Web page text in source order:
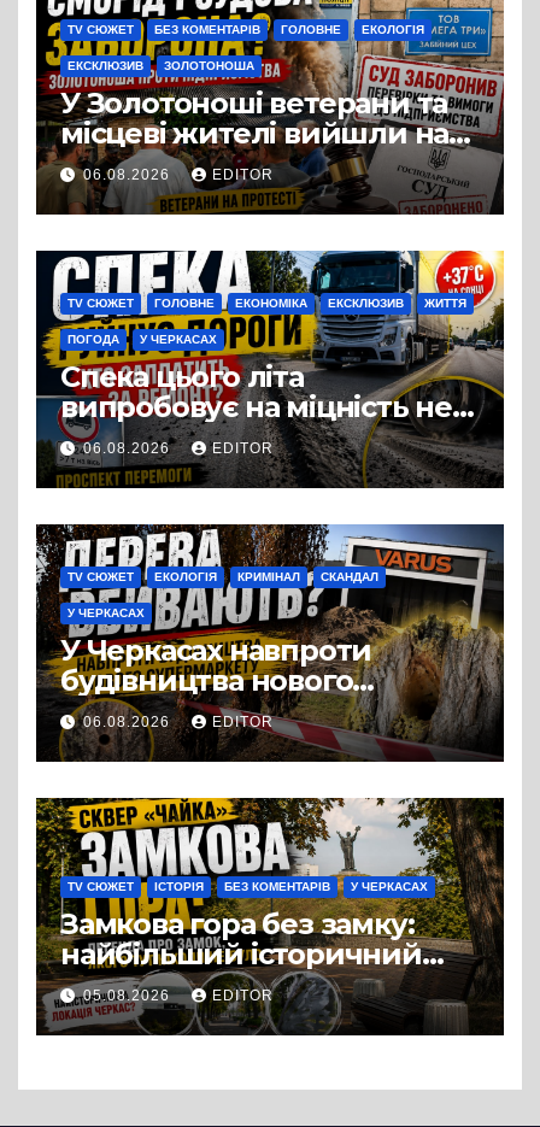
TV СЮЖЕТ БЕЗ КОМЕНТАРІВ ГОЛОВНЕ ЕКОЛОГІЯ
ЕКСКЛЮЗИВ ЗОЛОТОНОША
У Золотоноші ветерани та
місцеві жителі вийшли на
протест до стін
підприємства ТОВ «Омега
Три», що займається
виробництвом м’яса птиці
06.08.2026 EDITOR
TV СЮЖЕТ ГОЛОВНЕ ЕКОНОМІКА ЕКСКЛЮЗИВ ЖИТТЯ
ПОГОДА У ЧЕРКАСАХ
Спека цього літа
випробовує на міцність не
лише людей, а й дороги
Черкас
06.08.2026 EDITOR
TV СЮЖЕТ ЕКОЛОГІЯ КРИМІНАЛ СКАНДАЛ
У ЧЕРКАСАХ
У Черкасах навпроти
будівництва нового
супермаркету VARUS на
проспекті Перемоги всохли
дерева. І це навряд чи
можна назвати
випадковістю
06.08.2026 EDITOR
TV СЮЖЕТ ІСТОРІЯ БЕЗ КОМЕНТАРІВ У ЧЕРКАСАХ
Замкова гора без замку:
найбільший історичний
міф Черкас
05.08.2026 EDITOR